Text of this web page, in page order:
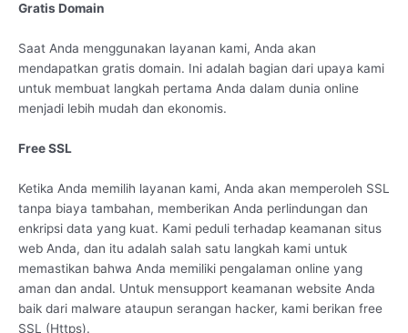
Gratis Domain
Saat Anda menggunakan layanan kami, Anda akan
mendapatkan gratis domain. Ini adalah bagian dari upaya kami
untuk membuat langkah pertama Anda dalam dunia online
menjadi lebih mudah dan ekonomis.
Free SSL
Ketika Anda memilih layanan kami, Anda akan memperoleh SSL
tanpa biaya tambahan, memberikan Anda perlindungan dan
enkripsi data yang kuat. Kami peduli terhadap keamanan situs
web Anda, dan itu adalah salah satu langkah kami untuk
memastikan bahwa Anda memiliki pengalaman online yang
aman dan andal. Untuk mensupport keamanan website Anda
baik dari malware ataupun serangan hacker, kami berikan free
SSL (Https).